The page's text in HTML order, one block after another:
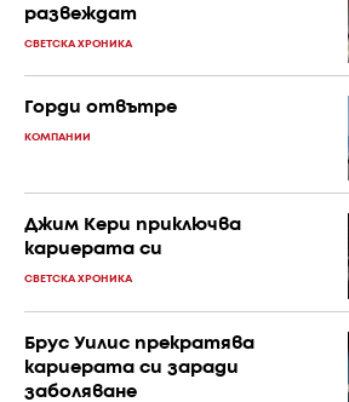
развеждат
СВЕТСКА ХРОНИКА
Горди отвътре
КОМПАНИИ
Джим Кери приключва
кариерата си
СВЕТСКА ХРОНИКА
Брус Уилис прекратява
кариерата си заради
заболяване